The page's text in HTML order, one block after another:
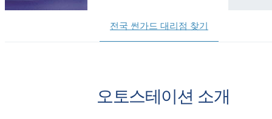
전국 썬가드 대리점 찾기
오토스테이션 소개